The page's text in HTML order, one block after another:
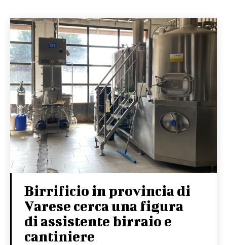
Birrificio in provincia di
Varese cerca una figura
di assistente birraio e
cantiniere